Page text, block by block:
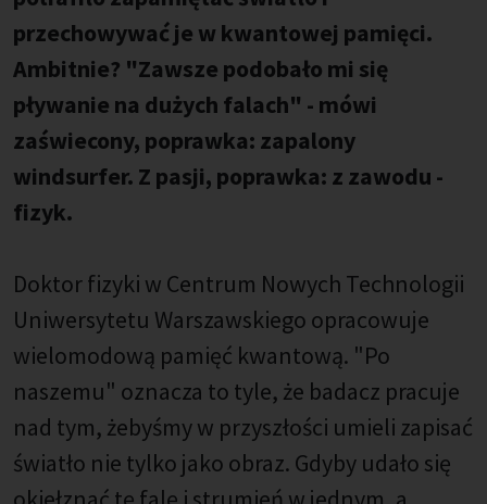
przechowywać je w kwantowej pamięci.
Ambitnie? "Zawsze podobało mi się
pływanie na dużych falach" - mówi
zaświecony, poprawka: zapalony
windsurfer. Z pasji, poprawka: z zawodu -
fizyk.
Doktor fizyki w Centrum Nowych Technologii
Uniwersytetu Warszawskiego opracowuje
wielomodową pamięć kwantową. "Po
naszemu" oznacza to tyle, że badacz pracuje
nad tym, żebyśmy w przyszłości umieli zapisać
światło nie tylko jako obraz. Gdyby udało się